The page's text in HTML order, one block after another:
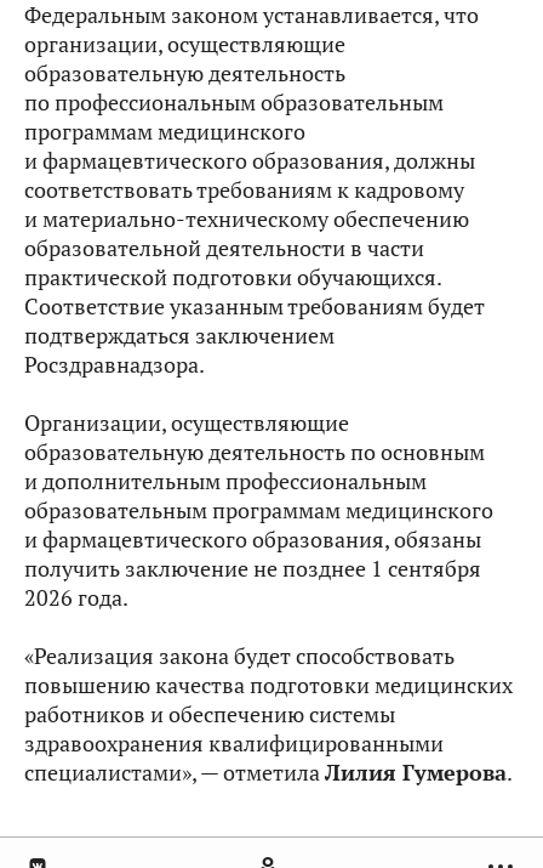
Федеральным законом устанавливается, что
организации, осуществляющие
образовательную деятельность
по профессиональным образовательным
программам медицинского
и фармацевтического образования, должны
соответствовать требованиям к кадровому
и материально-техническому обеспечению
образовательной деятельности в части
практической подготовки обучающихся.
Соответствие указанным требованиям будет
подтверждаться заключением
Росздравнадзора.
Организации, осуществляющие
образовательную деятельность по основным
и дополнительным профессиональным
образовательным программам медицинского
и фармацевтического образования, обязаны
получить заключение не позднее 1 сентября
2026 года.
«Реализация закона будет способствовать
повышению качества подготовки медицинских
работников и обеспечению системы
здравоохранения квалифицированными
специалистами», — отметилаЛилия Гумерова.